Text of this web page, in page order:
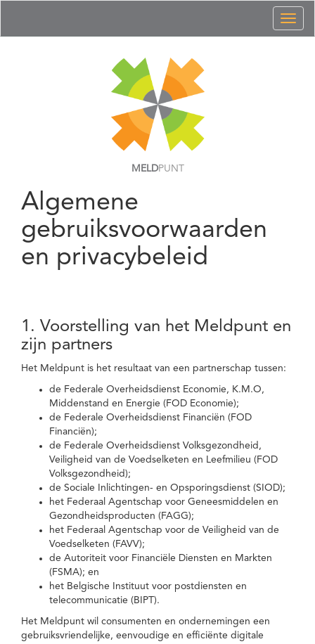
MELDPUNT
Algemene
gebruiksvoorwaarden
en privacybeleid
1. Voorstelling van het Meldpunt en
zijn partners
Het Meldpunt is het resultaat van een partnerschap tussen:
de Federale Overheidsdienst Economie, K.M.O,
Middenstand en Energie (FOD Economie);
de Federale Overheidsdienst Financiën (FOD
Financiën);
de Federale Overheidsdienst Volksgezondheid,
Veiligheid van de Voedselketen en Leefmilieu (FOD
Volksgezondheid);
de Sociale Inlichtingen- en Opsporingsdienst (SIOD);
het Federaal Agentschap voor Geneesmiddelen en
Gezondheidsproducten (FAGG);
het Federaal Agentschap voor de Veiligheid van de
Voedselketen (FAVV);
de Autoriteit voor Financiële Diensten en Markten
(FSMA); en
het Belgische Instituut voor postdiensten en
telecommunicatie (BIPT).
Het Meldpunt wil consumenten en ondernemingen een
gebruiksvriendelijke, eenvoudige en efficiënte digitale